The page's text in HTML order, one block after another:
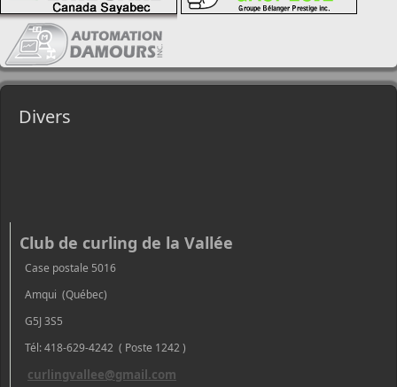
Divers
Club de curling de la Vallée
Case postale 5016
Amqui (Québec)
G5J 3S5
Tél: 418-629-4242 ( Poste 1242 )
curlingvallee@gmail.com